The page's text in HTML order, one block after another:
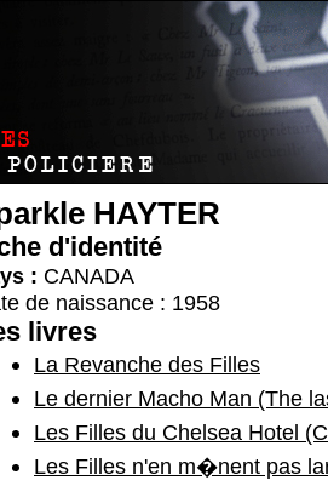
HAYTER
d'identité
: CANADA
de naissance : 1958
livres
La Revanche des Filles
Le dernier Macho Man (The
Les Filles du Chelsea Hotel
Les Filles n'en m�nent pas